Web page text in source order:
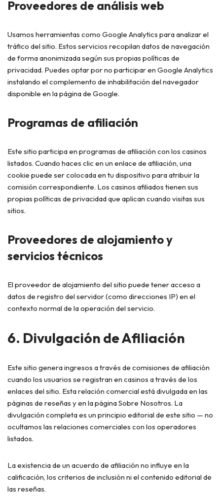
Proveedores de análisis web
Usamos herramientas como Google Analytics para analizar el
tráfico del sitio. Estos servicios recopilan datos de navegación
de forma anonimizada según sus propias políticas de
privacidad. Puedes optar por no participar en Google Analytics
instalando el complemento de inhabilitación del navegador
disponible en la página de Google.
Programas de afiliación
Este sitio participa en programas de afiliación con los casinos
listados. Cuando haces clic en un enlace de afiliación, una
cookie puede ser colocada en tu dispositivo para atribuir la
comisión correspondiente. Los casinos afiliados tienen sus
propias políticas de privacidad que aplican cuando visitas sus
sitios.
Proveedores de alojamiento y
servicios técnicos
El proveedor de alojamiento del sitio puede tener acceso a
datos de registro del servidor (como direcciones IP) en el
contexto normal de la operación del servicio.
6. Divulgación de Afiliación
Este sitio genera ingresos a través de comisiones de afiliación
cuando los usuarios se registran en casinos a través de los
enlaces del sitio. Esta relación comercial está divulgada en las
páginas de reseñas y en la página Sobre Nosotros. La
divulgación completa es un principio editorial de este sitio — no
ocultamos las relaciones comerciales con los operadores
listados.
La existencia de un acuerdo de afiliación no influye en la
calificación, los criterios de inclusión ni el contenido editorial de
las reseñas.